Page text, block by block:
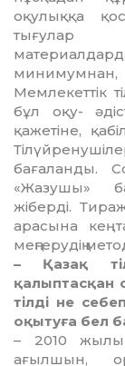
оқулыққа
тығулар
Мемлекеттік
бұл оқу-
қажетіне,
бағаланды.
«Жазушы»
жіберді.
арасына кең
меңгерудің
– Қазақ
қалыптасқан
тілді не
оқы­туға бел
– 2010 жылы
ағылшын,